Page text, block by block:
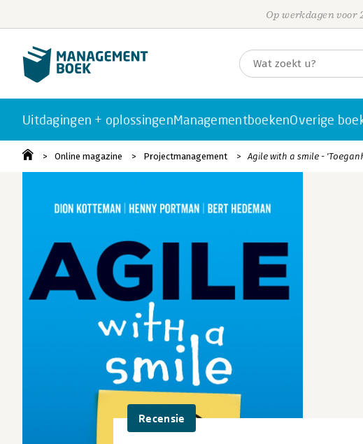
Op werkdagen voor
Uitdagingen + oplossingenManagementboekenOverige
Online magazine Projectmanagement Agile with a smile -
Recensie